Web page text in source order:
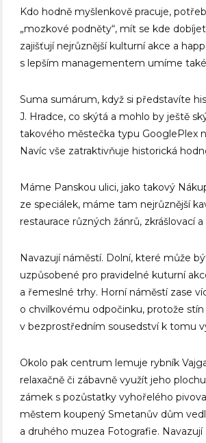
Kdo hodně myšlenkově pracuje,
„mozkové podněty“, mít se kde
zajišťují nejrůznější kulturní akce a
s lepším managementem umíme
Suma sumárum, když si představíte
J. Hradce, co skýtá a mohlo by ještě
takového městečka typu GooglePlex
Navíc vše zatraktivňuje historická
Máme Panskou ulici, jako takový
ze speciálek, máme tam nejrůznější
restaurace různých žánrů, zkrášlovací a
Navazují náměstí. Dolní, které může
uzpůsobené pro pravidelné kuturní
a řemeslné trhy. Horní náměstí zase
o chvilkovému odpočinku, protože stín
v bezprostředním sousedství k tomu
Okolo pak centrum lemuje rybník
relaxačně či zábavně využít jeho
zámek s pozůstatky vyhořelého
městem koupený Smetanův dům
a druhého muzea Fotografie.